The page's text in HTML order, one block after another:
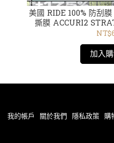
美國 RIDE 100% 防刮
撕膜 ACCURI2
加入
我的帳戶 關於我們 隱私政策 購